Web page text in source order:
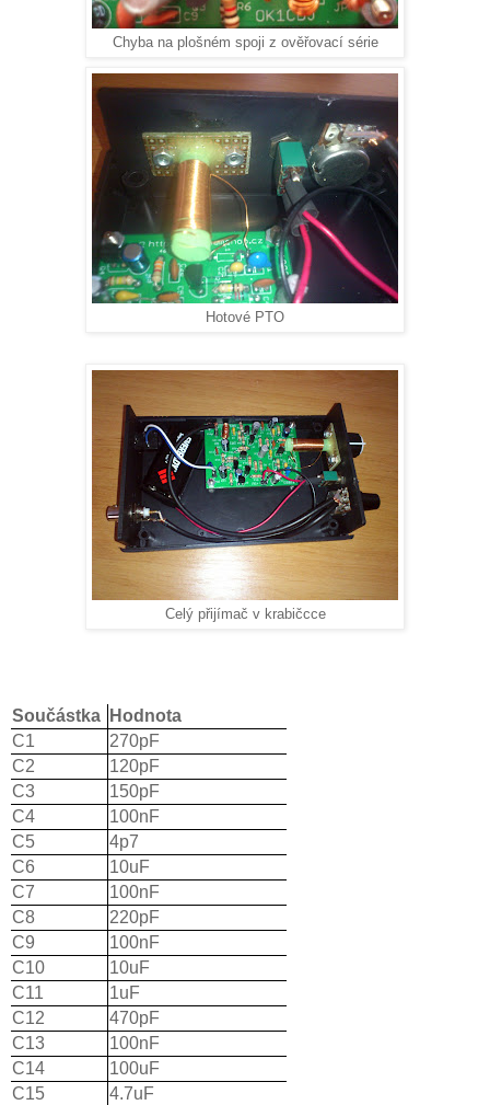
Chyba na plošném spoji z ověřovací série
Hotové PTO
Celý přijímač v krabičcce
Součástka
Hodnota
C1
270pF
C2
120pF
C3
150pF
C4
100nF
C5
4p7
C6
10uF
C7
100nF
C8
220pF
C9
100nF
C10
10uF
C11
1uF
C12
470pF
C13
100nF
C14
100uF
C15
4.7uF